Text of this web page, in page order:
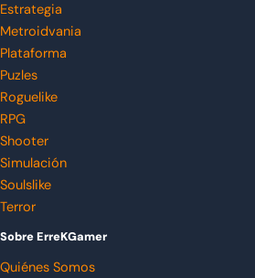
Estrategia
Metroidvania
Plataforma
Puzles
Roguelike
RPG
Shooter
Simulación
Soulslike
Terror
Sobre ErreKGamer
Quiénes Somos